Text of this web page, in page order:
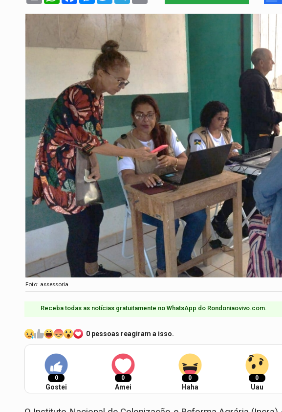
Foto: assessoria
Receba todas as notícias gratuitamente no WhatsApp do Rondoniaovivo.com.​
0 pessoas reagiram a isso.
0
Gostei
0
Amei
0
Haha
0
Uau